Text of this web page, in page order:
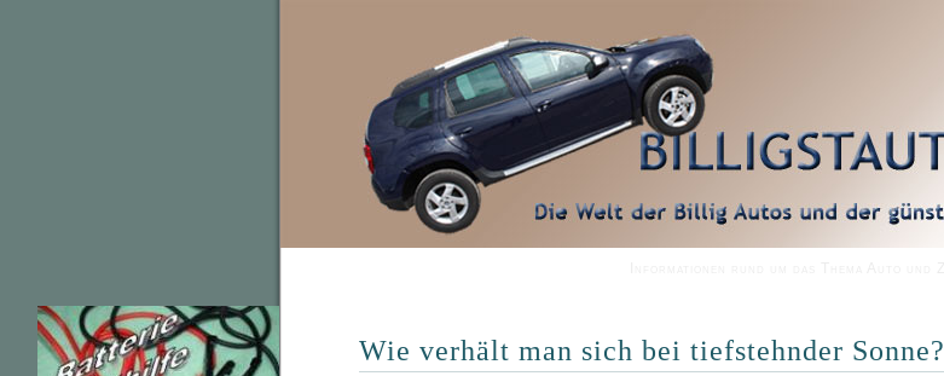
Wie verhält man sich bei tiefstehnder Sonne?